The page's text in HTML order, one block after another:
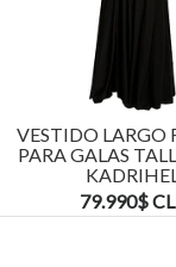
VESTIDO LARGO
PARA GALAS
79.990$